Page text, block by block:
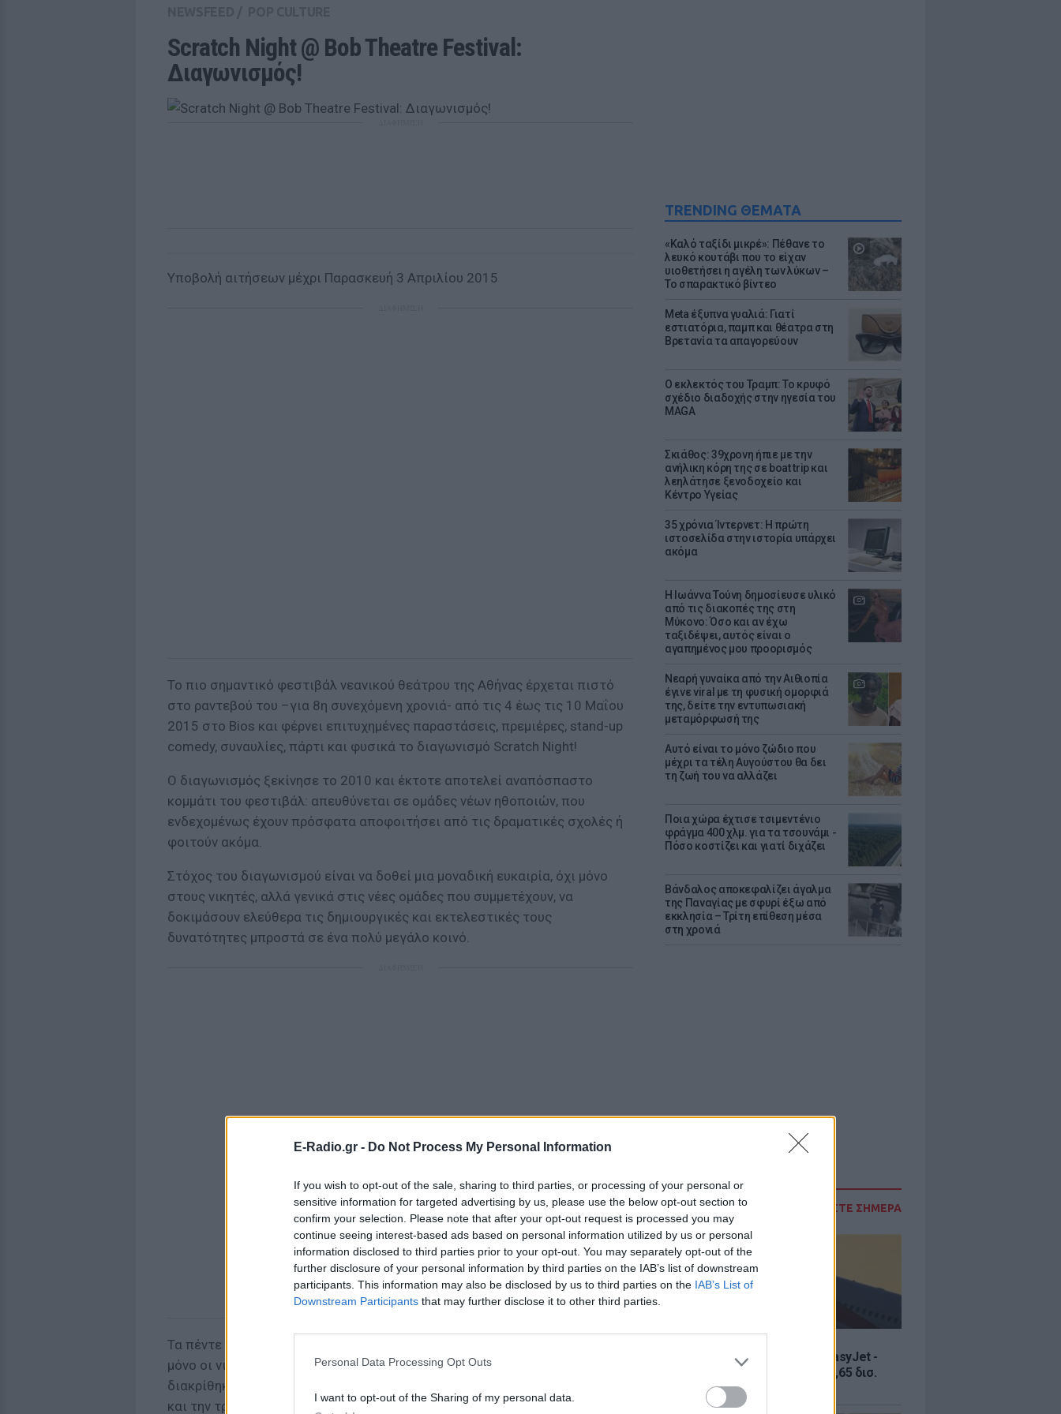
E-Radio.gr - Do Not Process My Personal Information
If you wish to opt-out of the sale, sharing to third parties, or processing of your personal or
sensitive information for targeted advertising by us, please use the below opt-out section to
confirm your selection. Please note that after your opt-out request is processed you may
continue seeing interest-based ads based on personal information utilized by us or personal
information disclosed to third parties prior to your opt-out. You may separately opt-out of the
further disclosure of your personal information by third parties on the IAB’s list of downstream
participants. This information may also be disclosed by us to third parties on the IAB’s List of
Downstream Participants that may further disclose it to other third parties.
Personal Data Processing Opt Outs
I want to opt-out of the Sharing of my personal data.
TRENDING ΘΕΜΑΤΑ
«Καλό ταξίδι μικρέ»: Πέθανε το
λευκό κουτάβι που το είχαν
υιοθετήσει η αγέλη των λύκων –
Το σπαρακτικό βίντεο
Meta έξυπνα γυαλιά: Γιατί
εστιατόρια, παμπ και θέατρα στη
Βρετανία τα απαγορεύουν
Ο εκλεκτός του Τραμπ: Το κρυφό
σχέδιο διαδοχής στην ηγεσία του
MAGA
Σκιάθος: 39χρονη ήπιε με την
ανήλικη κόρη της σε boat trip και
λεηλάτησε ξενοδοχείο και
Κέντρο Υγείας
35 χρόνια Ίντερνετ: Η πρώτη
ιστοσελίδα στην ιστορία υπάρχει
ακόμα
Η Ιωάννα Τούνη δημοσίευσε υλικό
από τις διακοπές της στη
Μύκονο: Όσο και αν έχω
ταξιδέψει, αυτός είναι ο
αγαπημένος μου προορισμός
Νεαρή γυναίκα από την Αιθιοπία
έγινε viral με τη φυσική ομορφιά
της, δείτε την εντυπωσιακή
μεταμόρφωσή της
Αυτό είναι το μόνο ζώδιο που
μέχρι τα τέλη Αυγούστου θα δει
τη ζωή του να αλλάζει
Ποια χώρα έχτισε τσιμεντένιο
φράγμα 400 χλμ. για τα τσουνάμι -
Πόσο κοστίζει και γιατί διχάζει
Βάνδαλος αποκεφαλίζει άγαλμα
της Παναγίας με σφυρί έξω από
εκκλησία – Τρίτη επίθεση μέσα
στη χρονιά
ΔΙΑΒΑΣΤΕ ΣΗΜΕΡΑ
Συμφωνία εξαγοράς για την EasyJet -
Στην αμερικανική Appolo για 6,65 δισ.
Scratch Night @ Bob Theatre Festival:
Διαγωνισμός!
Υποβολή αιτήσεων μέχρι Παρασκευή 3 Απριλίου 2015
Το πιο σημαντικό φεστιβάλ νεανικού θεάτρου της Αθήνας έρχεται πιστό
στο ραντεβού του –για 8η συνεχόμενη χρονιά- από τις 4 έως τις 10 Μαΐου
2015 στο Bios και φέρνει επιτυχημένες παραστάσεις, πρεμιέρες, stand-up
comedy, συναυλίες, πάρτι και φυσικά το διαγωνισμό Scratch Night!
Ο διαγωνισμός ξεκίνησε το 2010 και έκτοτε αποτελεί αναπόσπαστο
κομμάτι του φεστιβάλ: απευθύνεται σε ομάδες νέων ηθοποιών, που
ενδεχομένως έχουν πρόσφατα αποφοιτήσει από τις δραματικές σχολές ή
φοιτούν ακόμα.
Στόχος του διαγωνισμού είναι να δοθεί μια μοναδική ευκαιρία, όχι μόνο
στους νικητές, αλλά γενικά στις νέες ομάδες που συμμετέχουν, να
δοκιμάσουν ελεύθερα τις δημιουργικές και εκτελεστικές τους
δυνατότητες μπροστά σε ένα πολύ μεγάλο κοινό.
Τα πέντε χρόνια του διαγωνισμού έχουν διεξαχθεί με επιτυχία καθώς όχι
μόνο οι νικήτριες ομάδες αλλά και πολλές από αυτές που έλαβαν μέρος και
διακρίθηκαν, εξακολουθούν να εξελίσσονται, κάνοντας πλέον τη δεύτερη ή
και την τρίτη τους παραγωγή. Τα πιο χαρακτηριστικά παραδείγματα είναι η